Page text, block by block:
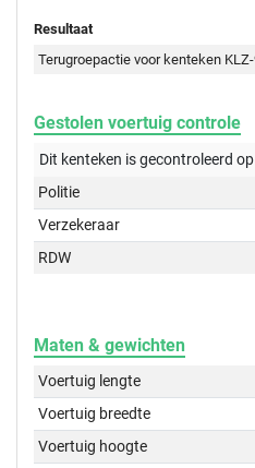
Resultaat
Terugroepactie voor kenteken
Gestolen voertuig controle
Dit kenteken is gecontroleerd op
Politie
Verzekeraar
RDW
Maten & gewichten
Voertuig lengte
Voertuig breedte
Voertuig hoogte